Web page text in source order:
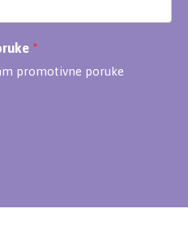
promotivne poruke